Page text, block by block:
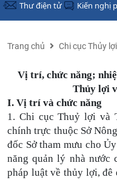
Thư điện tử Kiến nghị
Trang chủ Chi cục Thủy
Vị trí, chức năng;
Thủy lợi
I. Vị trí và chức năng
1. Chi cục Thuỷ lợi và
chính trực thuộc Sở
đốc Sở tham mưu cho
năng quản lý nhà nước
pháp luật về thủy lợi, đê